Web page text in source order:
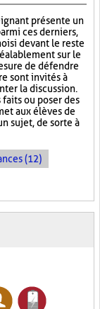
présente un
ces derniers,
devant le reste
sur le
de défendre
sont invités à
la discussion.
ou poser des
aux élèves de
sujet, de sorte à
(12)